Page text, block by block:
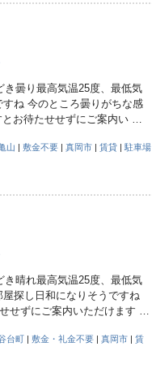
曇り最高気温25度、最低気
ね 今のところ曇りがちな感
とお待たせせずにご案内い …
山 |敷金不要 |真岡市 |賃貸 |駐車場
晴れ最高気温25度、最低気
探し日和になりそうですね
せずにご案内いただけます …
台町 |敷金・礼金不要 |真岡市 |賃